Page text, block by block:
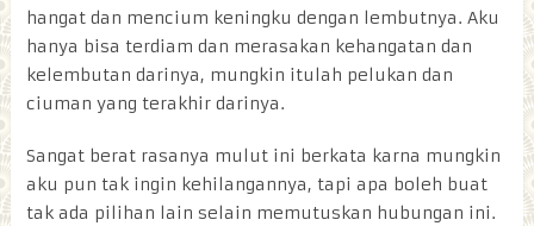
hangat dan mencium keningku dengan lembutnya. Aku
hanya bisa terdiam dan merasakan kehangatan dan
kelembutan darinya, mungkin itulah pelukan dan
ciuman yang terakhir darinya.
Sangat berat rasanya mulut ini berkata karna mungkin
aku pun tak ingin kehilangannya, tapi apa boleh buat
tak ada pilihan lain selain memutuskan hubungan ini.